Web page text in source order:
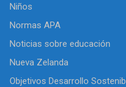
Niños
Normas APA
Noticias sobre educación
Nueva Zelanda
Objetivos Desarrollo